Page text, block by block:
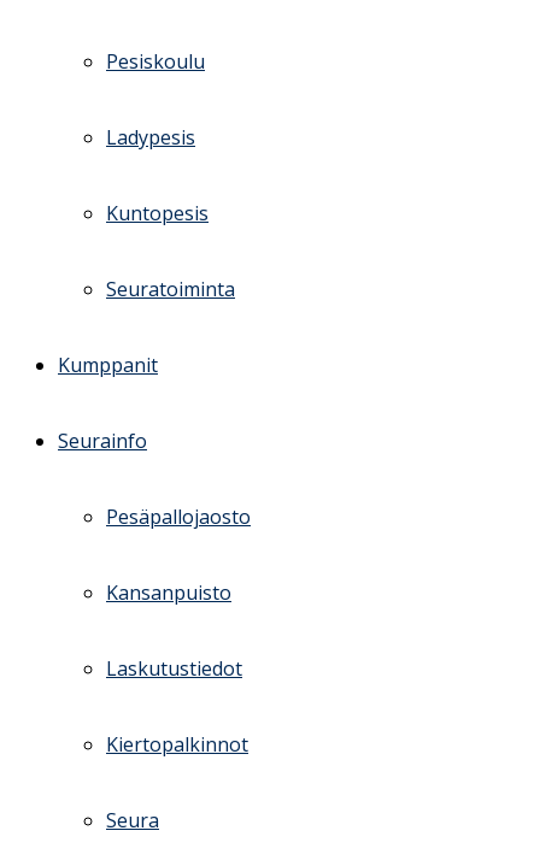
Pesiskoulu
Ladypesis
Kuntopesis
Seuratoiminta
Kumppanit
Seurainfo
Pesäpallojaosto
Kansanpuisto
Laskutustiedot
Kiertopalkinnot
Seura